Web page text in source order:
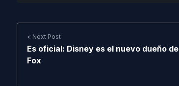
< Next Post
Es oficial: Disney es el nuevo dueño de
Fox